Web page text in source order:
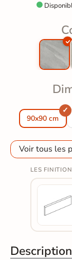

90x90 cm
Voir tous les
LES
Description